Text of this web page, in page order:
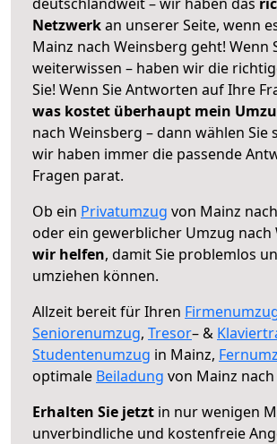
Netzwerkan unserer Seite, wenn
Mainz nach Weinsberg geht! Wenn
weiterwissen – haben wir die
Sie! Wenn Sie Antworten auf Ihre
was kostet überhaupt mein
nach Weinsberg – dann wählen Sie
wir haben immer die passende
Fragen parat.
Ob ein Privatumzug von Mainz
oder ein gewerblicher Umzug nach
wir helfen, damit Sie problemlos
umziehen können.
Allzeit bereit für Ihren
Seniorenumzug, Tresor– &
Studentenumzug in Mainz,
optimale Beiladung von Mainz
Erhalten Sie jetzt in nur wenigen
unverbindliche und kostenfreie